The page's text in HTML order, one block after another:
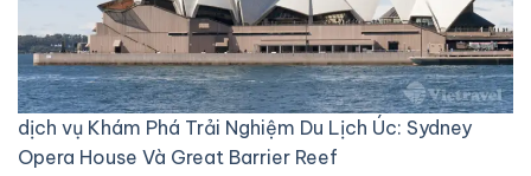
dịch vụ Khám Phá Trải Nghiệm Du Lịch Úc: Sydney
Opera House Và Great Barrier Reef